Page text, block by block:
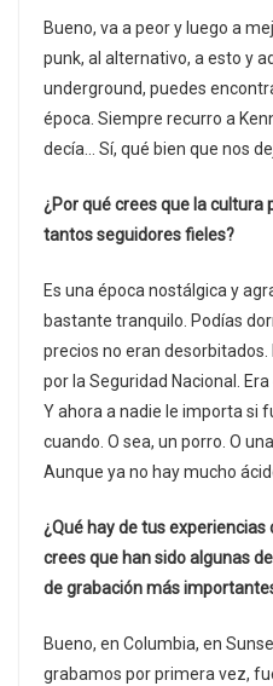
Bueno, va a peor y luego a
punk, al alternativo, a esto y
underground, puedes
época. Siempre recurro a
decía… Sí, qué bien que nos
¿Por qué crees que la cultura
tantos seguidores fieles?
Es una época nostálgica y
bastante tranquilo. Podías
precios no eran
por la Seguridad Nacional.
Y ahora a nadie le importa si
cuando. O sea, un porro. O
Aunque ya no hay mucho
¿Qué hay de tus
crees que han sido algunas
de grabación más
Bueno, en Columbia, en
grabamos por primera vez,